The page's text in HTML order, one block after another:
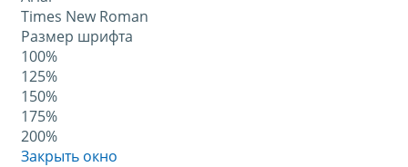
Times New Roman
Размер шрифта
100%
125%
150%
175%
200%
Закрыть окно